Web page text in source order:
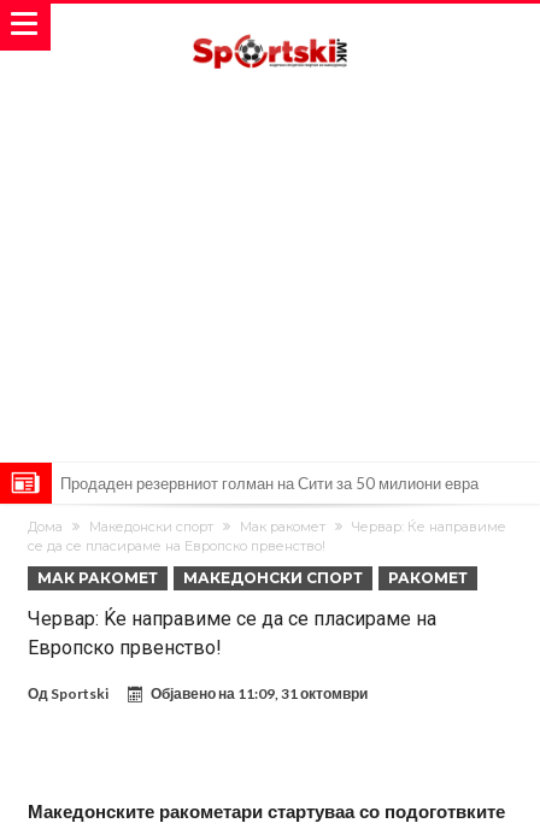
Продаден резервниот голман на Сити за 50 милиони евра
Сврзуваат уште еден англиски репрезентативец со Ливерпул
Замена за Влаховиќ: Напаѓачот на Манчестер доаѓа во Јувентус!
УЕФА повторно се заканува со бојкот на турнирите на ФИФА
поради Инфантино
Мурињо бесен поради одлуката на Реал: Протекоа детали од
разговорот што го потресе Мадрид!
Трансфер бомба во најва – Ливерпул сака да се засили од Реал
е информиран
Крај на сагата: Винисиус останува во Реал Мадрид до 2032
Дома Македонски спорт Мак ракомет
Червар: Ќе направиме
се да се пласираме на Европско првенство!
МАК РАКОМЕТ МАКЕДОНСКИ СПОРТ РАКОМЕТ
Червар: Ќе направиме се да се пласираме на
Европско првенство!
Од Sportski Објавено на 11:09, 31 октомври
Македонските ракометари стартуваа со подоготвките